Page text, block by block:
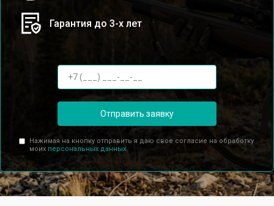
Гарантия до 3-х лет
Отправить заявку
Нажимая на кнопку отправить я даю свое согласие на обработку
моих персональных данных.